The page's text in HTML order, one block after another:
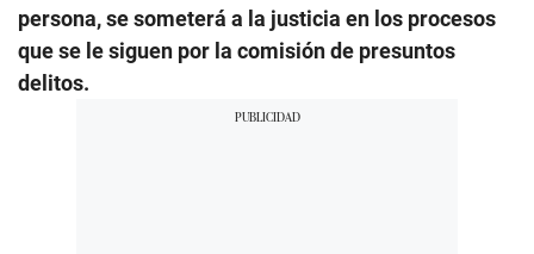
persona, se someterá a la justicia en los procesos
que se le siguen por la comisión de presuntos
delitos.